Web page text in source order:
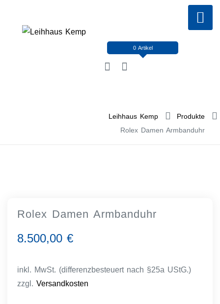
content
0 Artikel
Leihhaus Kemp
Produkte
Rolex Damen Armbanduhr
Rolex Damen Armbanduhr
8.500,00 €
inkl. MwSt. (differenzbesteuert nach §25a UStG.)
zzgl. Versandkosten